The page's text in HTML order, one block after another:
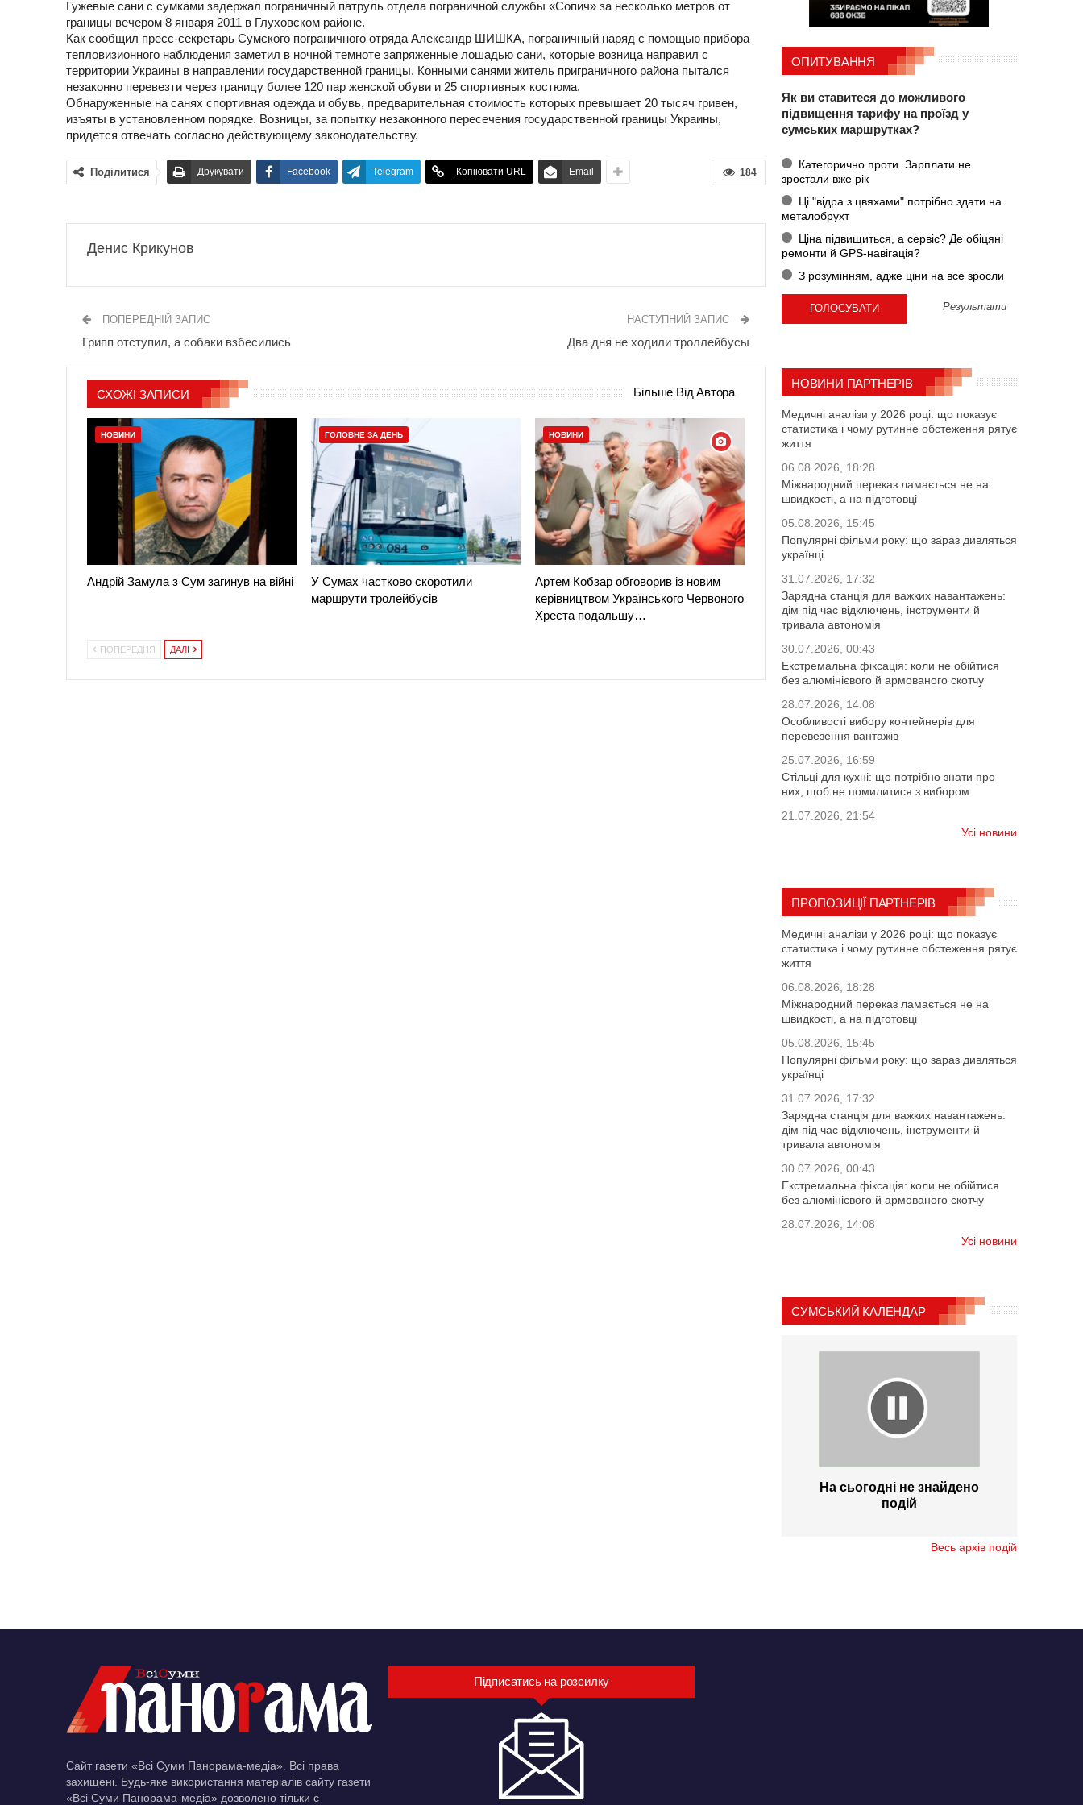
Гужевые сани с сумками задержал пограничный патруль отдела пограничной службы «Сопич» за несколько метров от
границы вечером 8 января 2011 в Глуховском районе.
Как сообщил пресс-секретарь Сумского пограничного отряда Александр ШИШКА, пограничный наряд с помощью прибора
тепловизионного наблюдения заметил в ночной темноте запряженные лошадью сани, которые возница направил с
территории Украины в направлении государственной границы. Конными санями житель приграничного района пытался
незаконно перевезти через границу более 120 пар женской обуви и 25 спортивных костюма.
Обнаруженные на санях спортивная одежда и обувь, предварительная стоимость которых превышает 20 тысяч гривен,
изъяты в установленном порядке. Возницы, за попытку незаконного пересечения государственной границы Украины,
придется отвечать согласно действующему законодательству.
184
Поділитися Друкувати Facebook Telegram Копіювати URL Email
Денис Крикунов
ПОПЕРЕДНІЙ ЗАПИС
Грипп отступил, а собаки взбесились
НАСТУПНИЙ ЗАПИС
Два дня не ходили троллейбусы
СХОЖІ ЗАПИСИ Більше Від Автора
НОВИНИ
Андрій Замула з Сум загинув на війні
ГОЛОВНЕ ЗА ДЕНЬ
У Сумах частково скоротили
маршрути тролейбусів
НОВИНИ
Артем Кобзар обговорив із новим
керівництвом Українського Червоного
Хреста подальшу…
ПОПЕРЕДНЯ ДАЛІ
ОПИТУВАННЯ
Як ви ставитеся до можливого
підвищення тарифу на проїзд у
сумських маршрутках?
Категорично проти. Зарплати не
зростали вже рік
Ці "відра з цвяхами" потрібно здати на
металобрухт
Ціна підвищиться, а сервіс? Де обіцяні
ремонти й GPS-навігація?
З розумінням, адже ціни на все зросли
Результати
НОВИНИ ПАРТНЕРІВ
Медичні аналізи у 2026 році: що показує
статистика і чому рутинне обстеження рятує
життя
06.08.2026, 18:28
Міжнародний переказ ламається не на
швидкості, а на підготовці
05.08.2026, 15:45
Популярні фільми року: що зараз дивляться
українці
31.07.2026, 17:32
Зарядна станція для важких навантажень:
дім під час відключень, інструменти й
тривала автономія
30.07.2026, 00:43
Екстремальна фіксація: коли не обійтися
без алюмінієвого й армованого скотчу
28.07.2026, 14:08
Особливості вибору контейнерів для
перевезення вантажів
25.07.2026, 16:59
Стільці для кухні: що потрібно знати про
них, щоб не помилитися з вибором
21.07.2026, 21:54
Усі новини
ПРОПОЗИЦІЇ ПАРТНЕРІВ
Медичні аналізи у 2026 році: що показує
статистика і чому рутинне обстеження рятує
життя
06.08.2026, 18:28
Міжнародний переказ ламається не на
швидкості, а на підготовці
05.08.2026, 15:45
Популярні фільми року: що зараз дивляться
українці
31.07.2026, 17:32
Зарядна станція для важких навантажень:
дім під час відключень, інструменти й
тривала автономія
30.07.2026, 00:43
Екстремальна фіксація: коли не обійтися
без алюмінієвого й армованого скотчу
28.07.2026, 14:08
Усі новини
СУМСЬКИЙ КАЛЕНДАР
На сьогодні не знайдено
подій
Весь архів подій
Сайт газети «Всі Суми Панорама-медіа». Всі права
захищені. Будь-яке використання матеріалів сайту газети
«Всі Суми Панорама-медіа» дозволено тільки c
Підписатись на розсилку